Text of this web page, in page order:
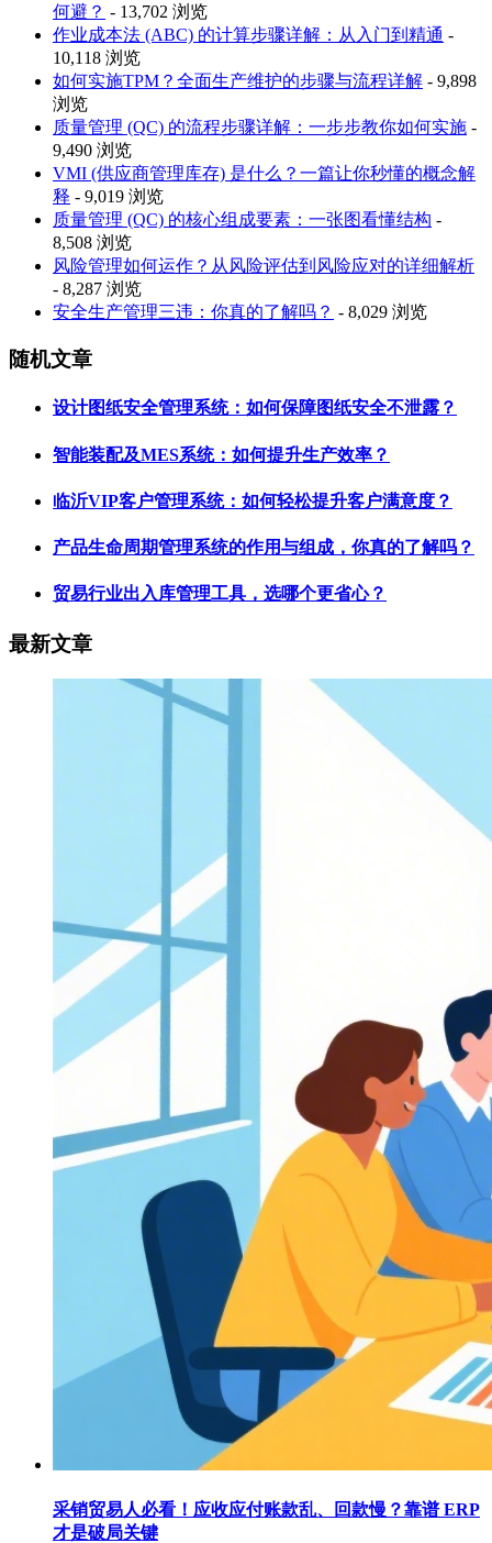
何避？ - 13,702 浏览
作业成本法 (ABC) 的计算步骤详解：从入门到精通 -
10,118 浏览
如何实施TPM？全面生产维护的步骤与流程详解 - 9,898
浏览
质量管理 (QC) 的流程步骤详解：一步步教你如何实施 -
9,490 浏览
VMI (供应商管理库存) 是什么？一篇让你秒懂的概念解
释 - 9,019 浏览
质量管理 (QC) 的核心组成要素：一张图看懂结构 -
8,508 浏览
风险管理如何运作？从风险评估到风险应对的详细解析
- 8,287 浏览
安全生产管理三违：你真的了解吗？ - 8,029 浏览
随机文章
设计图纸安全管理系统：如何保障图纸安全不泄露？
智能装配及MES系统：如何提升生产效率？
临沂VIP客户管理系统：如何轻松提升客户满意度？
产品生命周期管理系统的作用与组成，你真的了解吗？
贸易行业出入库管理工具，选哪个更省心？
最新文章
采销贸易人必看！应收应付账款乱、回款慢？靠谱 ERP
才是破局关键